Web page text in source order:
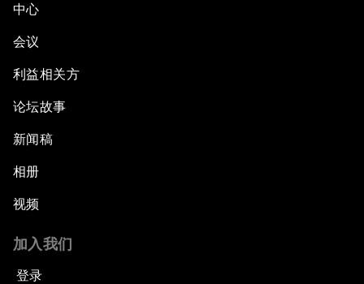
中心
会议
利益相关方
论坛故事
新闻稿
相册
视频
加入我们
登录